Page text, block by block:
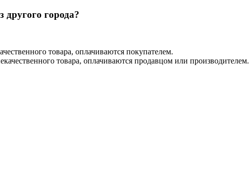
другого города?
товара, оплачиваются покупателем.
товара, оплачиваются продавцом или производителем.